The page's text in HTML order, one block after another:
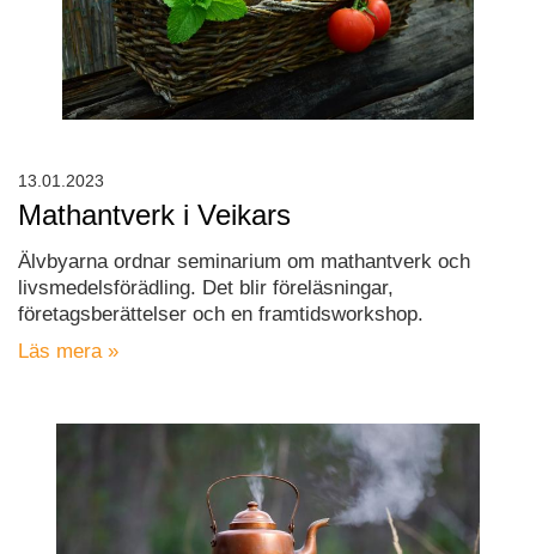
Mathantverk i Veikars
Älvbyarna ordnar seminarium om mathantverk och
livsmedelsförädling. Det blir föreläsningar,
företagsberättelser och en framtidsworkshop.
Läs mera »
13.01.2023